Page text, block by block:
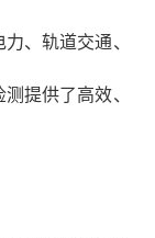
、轨道交通、
提供了高效、